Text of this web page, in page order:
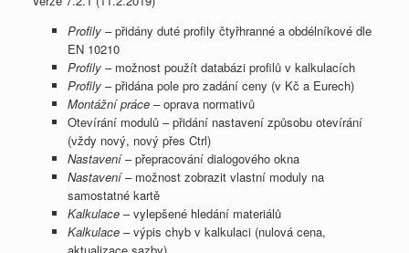
Profily – přidány duté profily čtyřhranné a obdélníkové dle
EN 10210
Profily – možnost použít databázi profilů v kalkulacích
Profily – přidána pole pro zadání ceny (v Kč a Eurech)
Montážní práce – oprava normativů
Otevírání modulů – přidání nastavení způsobu otevírání
(vždy nový, nový přes Ctrl)
Nastavení– přepracování dialogového okna
Nastavení– možnost zobrazit vlastní moduly na
samostatné kartě
Kalkulace – vylepšené hledání materiálů
Kalkulace – výpis chyb v kalkulaci (nulová cena,